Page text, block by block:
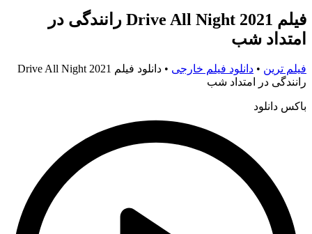
فیلم Drive All Night 2021 رانندگی در
امتداد شب
فیلم ترین • دانلود فیلم خارجی •
دانلود فیلم Drive All Night 2021
رانندگی در امتداد شب
باکس دانلود